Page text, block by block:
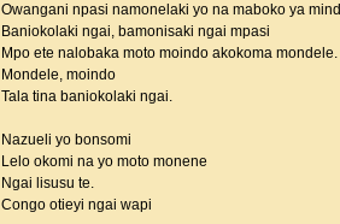
Owangani npasi namonelaki yo na maboko ya
Baniokolaki ngai, bamonisaki ngai mpasi
Mpo ete nalobaka moto moindo akokoma mondele.
Mondele, moindo
Tala tina baniokolaki ngai.
Nazueli yo bonsomi
Lelo okomi na yo moto monene
Ngai lisusu te.
Congo otieyi ngai wapi